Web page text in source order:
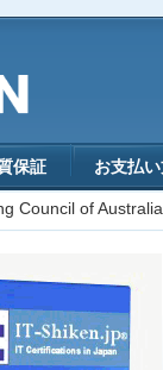
保証 お支払
Council of